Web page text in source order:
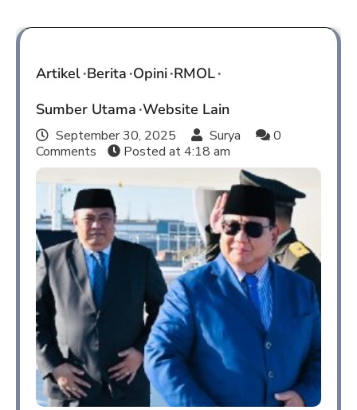
Artikel Berita Opini RMOL
Sumber Utama Website Lain
September 30, 2025 Surya
0
Comments
Posted at4:18 am